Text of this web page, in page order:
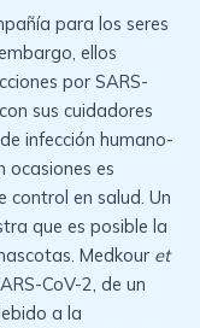
para los seres
ellos
por SARS-
sus cuidadores
infección humano-
ocasiones es
control en salud. Un
que es posible la
Medkour et
CoV-2, de un
a la